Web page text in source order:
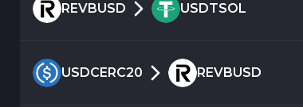
REVBUSD USDTSOL
USDCERC20 REVBUSD